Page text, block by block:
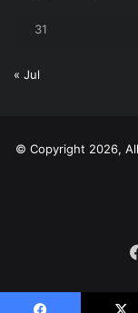
31
« Jul
© Copyright 2026,